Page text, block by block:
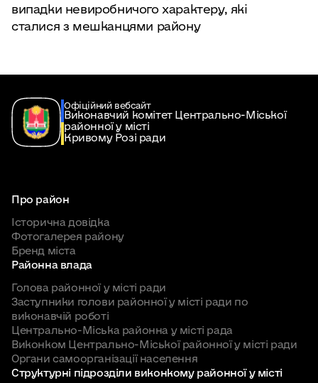
випадки невиробничого характеру, які
сталися з мешканцями району
Офіційний вебсайт
Виконавчий комітет Центрально-Міської
районної у місті
Кривому Розі ради
Про район
Історична довідка
Фотогалерея району
Бренд міста
Районна влада
Голова районної у місті ради
Заступники голови районної у місті ради по
виконавчій роботі
Центрально-Міська районна у місті рада
Виконком Центрально-Міської районної у місті ради
Органи самоорганізації населення
Структурні підрозділи виконкому районної у місті